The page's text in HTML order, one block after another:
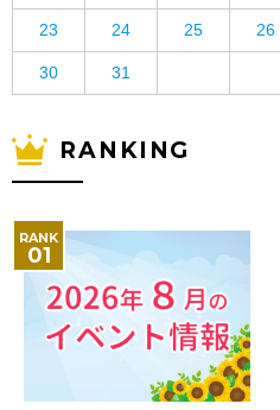
23 24 25 26
30 31
RANKING